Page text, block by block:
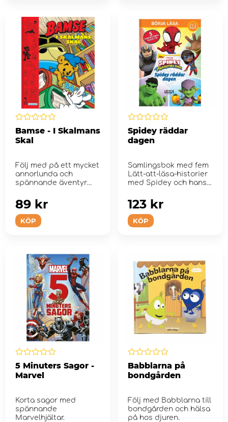
Bamse - I Skalmans
Skal
Följ med på ett mycket
annorlunda och
spännande äventyr
KÖP
89 kr
Spidey räddar
dagen
Samlingsbok med fem
Lätt-att-läsa-historier
med Spidey och hans
KÖP
123 kr
5 Minuters Sagor -
Marvel
Korta sagor med
spännande
Marvelhjältar.
Babblarna på
bondgården
Följ med Babblarna till
bondgården och hälsa
på hos djuren.